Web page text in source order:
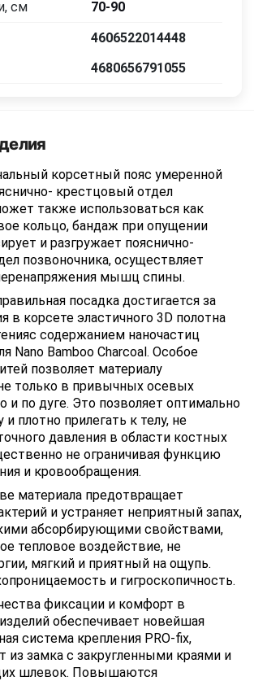
см
70-90
4606522014448
4680656791055
корсетный пояс умеренной
крестцовый отдел
также использоваться как
кольцо, бандаж при опущении
и разгружает пояснично-
позвоночника, осуществляет
мышц спины.
посадка достигается за
в корсете эластичного 3D полотна
содержанием наночастиц
Nano Bamboo Charcoal. Особое
позволяет материалу
только в привычных осевых
и по дуге. Это позволяет оптимально
и плотно прилегать к телу, не
давления в области костных
не ограничивая функцию
и кровообращения.
материала предотвращает
и устраняет неприятный запах,
абсорбирующими свойствами,
тепловое воздействие, не
мягкий и приятный на ощупь.
и гигроскопичность.
фиксации и комфорт в
обеспечивает новейшая
система крепления PRO-fix,
из замка с закругленными краями и
шлевок. Повышаются